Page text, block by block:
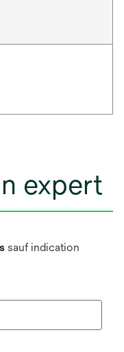
expert
sauf indication